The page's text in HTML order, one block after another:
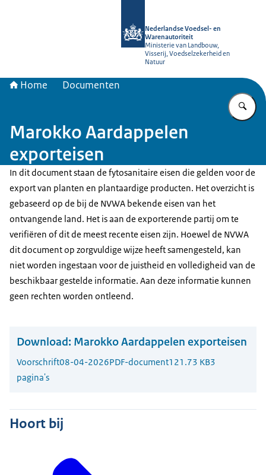
Nederlandse Voedsel- en
Warenautoriteit
Ministerie van Landbouw,
Visserij, Voedselzekerheid en
Natuur
Home Documenten
Marokko Aardappelen
exporteisen
In dit document staan de fytosanitaire eisen die gelden voor de
export van planten en plantaardige producten. Het overzicht is
gebaseerd op de bij de NVWA bekende eisen van het
ontvangende land. Het is aan de exporterende partij om te
verifiëren of dit de meest recente eisen zijn. Hoewel de NVWA
dit document op zorgvuldige wijze heeft samengesteld, kan
niet worden ingestaan voor de juistheid en volledigheid van de
beschikbaar gestelde informatie. Aan deze informatie kunnen
geen rechten worden ontleend.
Download: Marokko Aardappelen exporteisen
Voorschrift08-04-2026PDF-document121.73 KB3
pagina's
Hoort bij